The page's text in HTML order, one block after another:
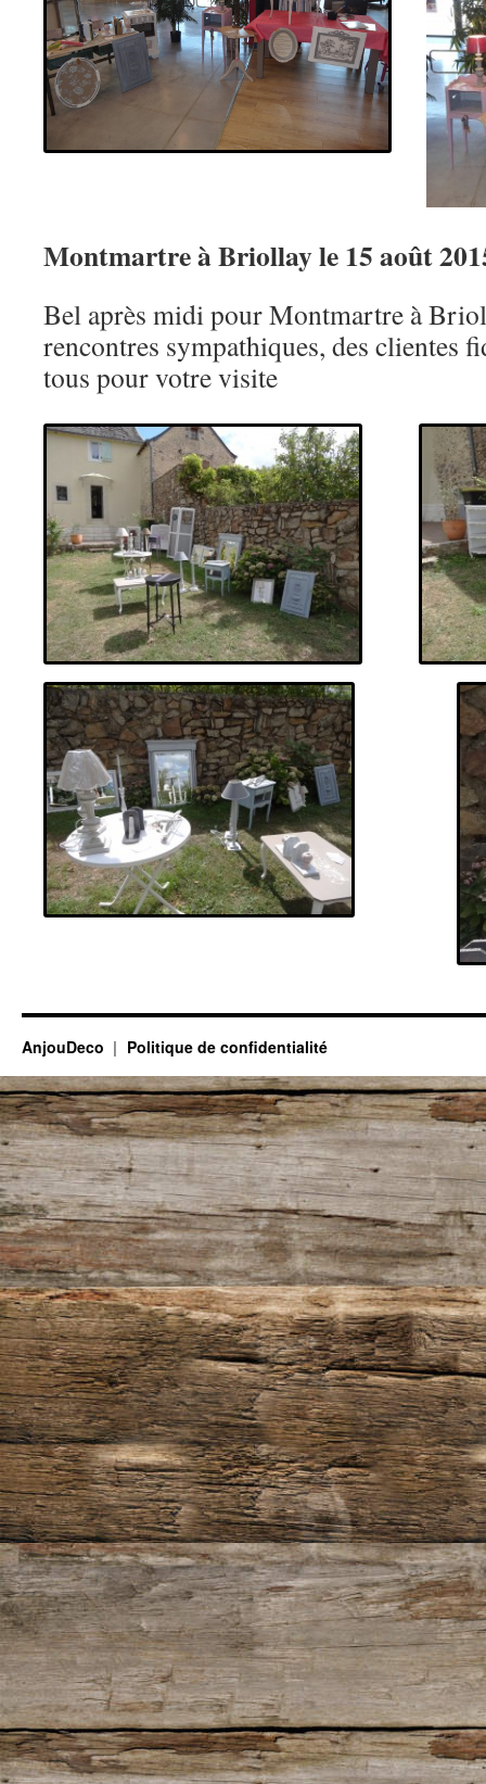
Montmartre à Briollay le 15 août
Bel après midi pour Montmartre à
rencontres sympathiques, des clientes
tous pour votre visite
AnjouDeco Politique de confidentialité